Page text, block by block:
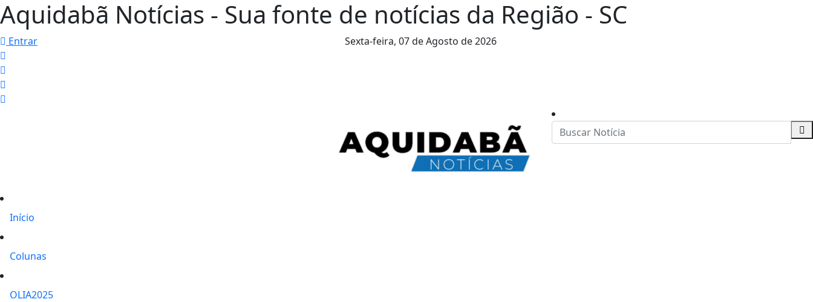
Aquidabã Notícias - Sua fonte de notícias da Região - SC
Entrar Sexta-feira, 07 de Agosto de 2026
Início
Colunas
OLIA2025